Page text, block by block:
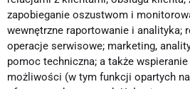
zapobieganie oszustwom i
wewnętrzne raportowanie i analityka;
operacje serwisowe; marketing,
pomoc techniczna; a także
możliwości (w tym funkcji opartych